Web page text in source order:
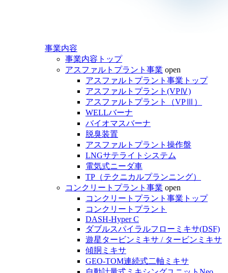
事業内容
事業内容トップ
アスファルトプラント事業 open
アスファルトプラント事業トップ
アスファルトプラント(VPⅣ)
アスファルトプラント（VPⅢ）
WELLバーナ
バイオマスバーナ
脱臭装置
アスファルトプラント操作盤
LNGサテライトシステム
電気式ニーダ車
TP（テクニカルプランニング）
コンクリートプラント事業 open
コンクリートプラント事業トップ
コンクリートプラント
DASH-Hyper C
ダブルスパイラルフローミキサ(DSF)
遊星タービンミキサ / タービンミキサ
傾胴ミキサ
GEO-TOM連続式二軸ミキサ